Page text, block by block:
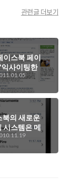
관련글 더보기
이스북 페이
익사이팅한
과 IT 이야
' 소개
북의 새로운
시스템은 메
신져도 아닌
시징 시스
템?